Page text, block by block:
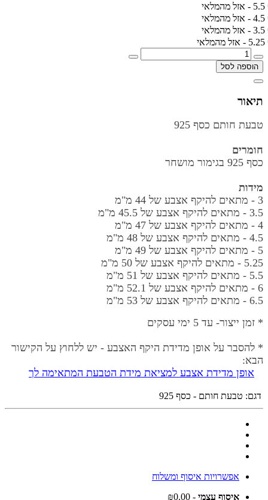
5.5 - אזל מהמלאי
4.5 - אזל מהמלאי
3.5 - אזל מהמלאי
5.25 - אזל מהמלאי
הוספה לסל
תיאור
טבעת חותם כסף 925
חומרים
כסף 925 בגימור מושחר
מידות
3 - מתאים להיקף אצבע של 44 מ"מ
3.5 -
מתאים להיקף אצבע של 45.5 מ"מ
4 - מתאים להיקף אצבע של 47 מ"מ
4.5 -
מתאים להיקף אצבע של 48 מ"מ
5 - מתאים להיקף אצבע של 49 מ"מ
5.25 -
מתאים להיקף אצבע של 50 מ"מ
5.5 - מתאים להיקף אצבע של 51 מ"מ
6 - מתאים להיקף אצבע של 52.1 מ"מ
6.5 - מתאים להיקף אצבע של 53 מ"מ
* זמן ייצור- עד 5 ימי עסקים
* להסבר על אופן מדידת היקף האצבע - יש ללחוץ על הקישור
הבא:
אופן מדידת אצבע למציאת מידת הטבעת המתאימה לך
דגם: טבעת חותם - כסף 925
אפשרויות איסוף ומשלוח
איסוף עצמי - ₪0.00